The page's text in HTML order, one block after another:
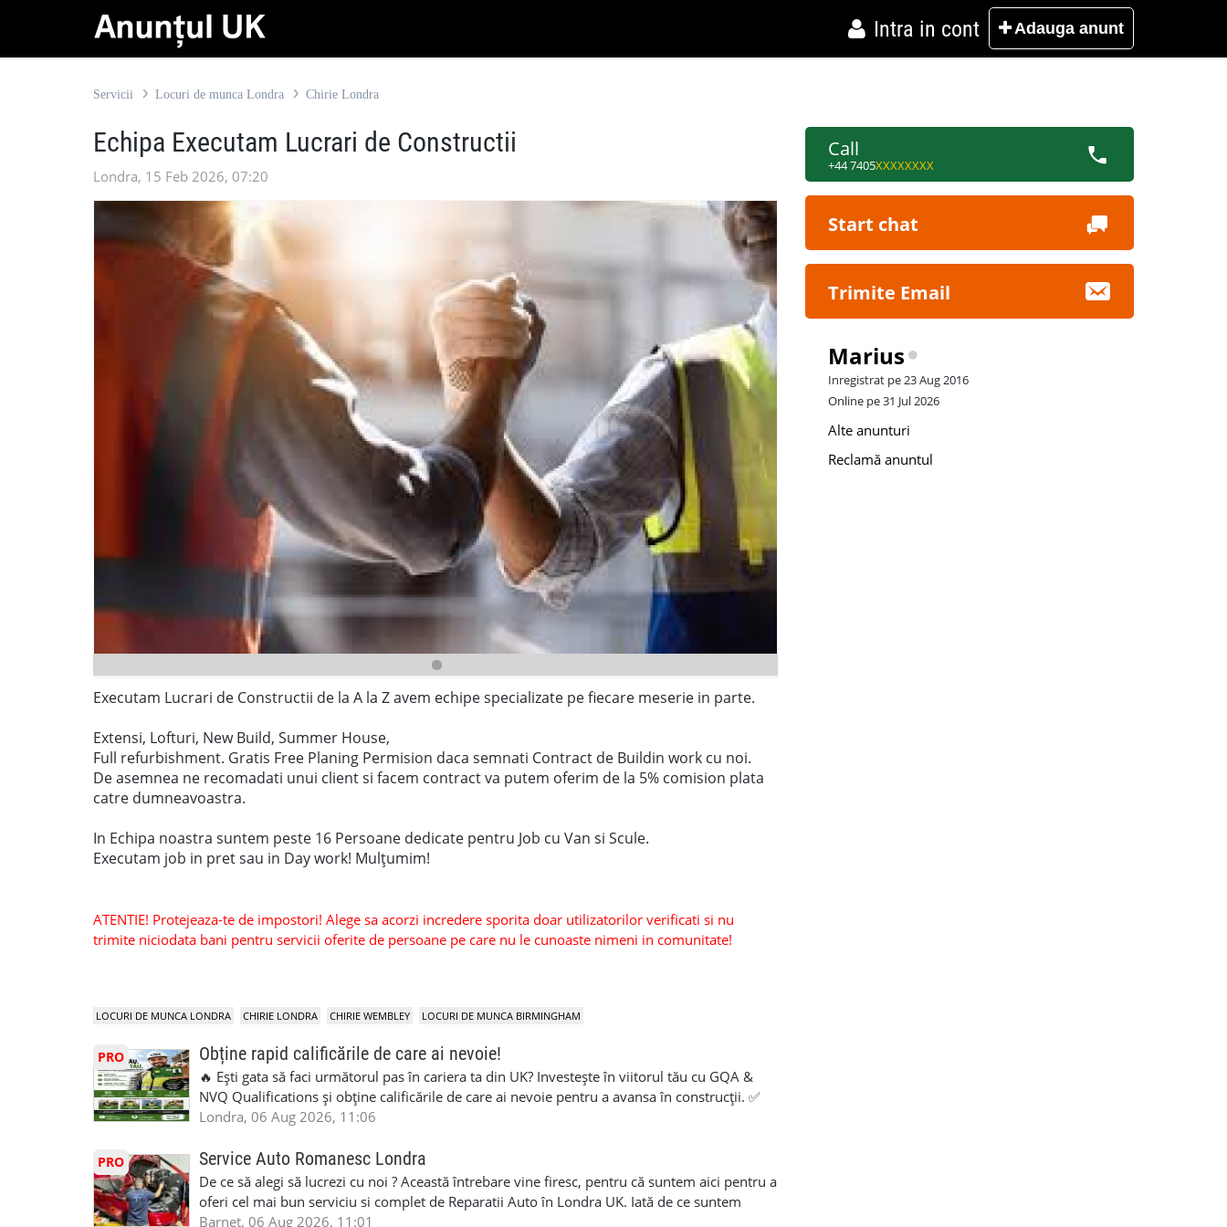
Intra in cont Adauga anunt
Servicii Locuri de munca Londra Chirie Londra
Echipa Executam Lucrari de Constructii
Londra, 15 Feb 2026, 07:20
Executam Lucrari de Constructii de la A la Z avem echipe specializate pe fiecare meserie in parte.
Extensi, Lofturi, New Build, Summer House,
Full refurbishment. Gratis Free Planing Permision daca semnati Contract de Buildin work cu noi.
De asemnea ne recomadati unui client si facem contract va putem oferim de la 5% comision plata
catre dumneavoastra.
In Echipa noastra suntem peste 16 Persoane dedicate pentru Job cu Van si Scule.
Executam job in pret sau in Day work! Mulțumim!
ATENTIE! Protejeaza-te de impostori! Alege sa acorzi incredere sporita doar utilizatorilor verificati si nu
trimite niciodata bani pentru servicii oferite de persoane pe care nu le cunoaste nimeni in comunitate!
Call
+44 7405XXXXXXXX
Start chat
Trimite Email
Marius
Inregistrat pe 23 Aug 2016
Online pe 31 Jul 2026
Alte anunturi
Reclamă anuntul
LOCURI DE MUNCA LONDRA CHIRIE LONDRA CHIRIE WEMBLEY LOCURI DE MUNCA BIRMINGHAM
PRO Obține rapid calificările de care ai nevoie!
🔥 Ești gata să faci următorul pas în cariera ta din UK? Investește în viitorul tău cu GQA &
NVQ Qualifications și obține calificările de care ai nevoie pentru a avansa în construcții. ✅
Calificări recunoscute în UK ✅ Evaluare simplă și suport pe tot parcursul procesului ✅ 100%
competențele 👷 Indiferent dacă lucrezi deja în construcții sau vrei să obții o calificare
oficială, noi te ajutăm să alegi varianta potrivită și să finalizezi procesul cât mai ușor. 💥 Fără
complicații. 💥 Suport real de la început până la final. 💥 O investiție care îți poate deschide
noi oportunități de muncă și de dezvoltare profesională. 📞 Contact 📱 07455 276676
Londra, 06 Aug 2026, 11:06
PRO Service Auto Romanesc Londra
De ce să alegi să lucrezi cu noi ? Această întrebare vine firesc, pentru că suntem aici pentru a
oferi cel mai bun serviciu si complet de Reparatii Auto în Londra UK. Iată de ce suntem
alegerea ideală: Personal calificat, cu experiență, echipa noastră este formată din
Barnet, 06 Aug 2026, 11:01